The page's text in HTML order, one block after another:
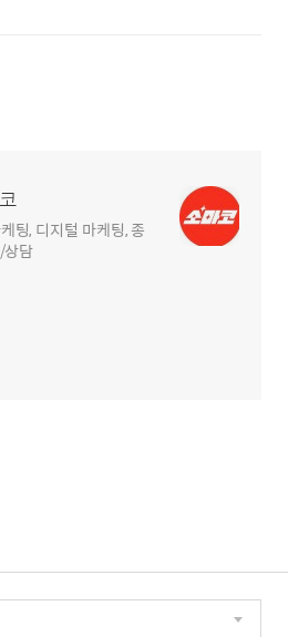
팅, 디지털 마케팅, 종
상담